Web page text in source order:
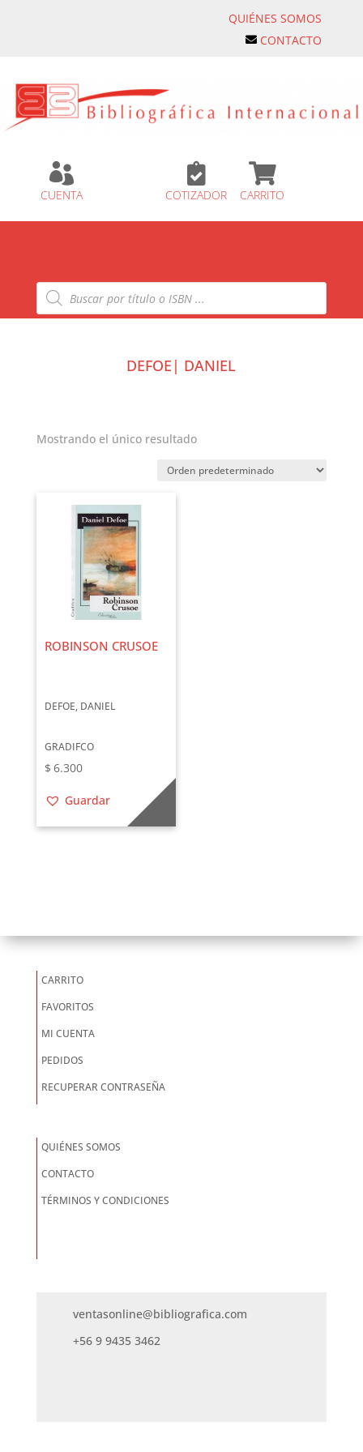
QUIÉNES SOMOS
CONTACTO

CUENTA

COTIZADOR

CARRITO
Búsqueda
de
productos
DEFOE| DANIEL
Mostrando el único resultado
ROBINSON CRUSOE
DEFOE, DANIEL
GRADIFCO
$ 6.300
Guardar
CARRITO
FAVORITOS
MI CUENTA
PEDIDOS
RECUPERAR CONTRASEÑA
QUIÉNES SOMOS
CONTACTO
TÉRMINOS Y CONDICIONES
ventasonline@bibliografica.com
+56 9 9435 3462